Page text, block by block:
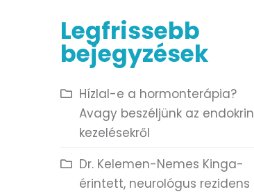
Legfrissebb
bejegyzések
Hízlal-e a hormonterápia?
Avagy beszéljünk az endokrin
kezelésekről
Dr. Kelemen-Nemes Kinga-
érintett, neurológus rezidens